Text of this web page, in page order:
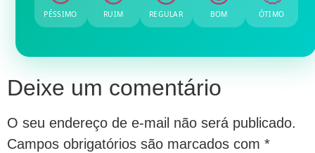
PÉSSIMO RUIM REGULAR BOM ÓTIMO
Deixe um comentário
O seu endereço de e-mail não será publicado.
Campos obrigatórios são marcados com *